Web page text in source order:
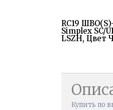
RC19
Simplex SC/
LSZH, Цвет
Купить по